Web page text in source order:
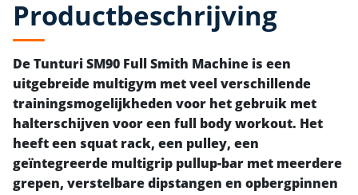
Productbeschrijving
De Tunturi SM90 Full Smith Machine is een
uitgebreide multigym met veel verschillende
trainingsmogelijkheden voor het gebruik met
halterschijven voor een full body workout. Het
heeft een squat rack, een pulley, een
geïntegreerde multigrip pullup-bar met meerdere
grepen, verstelbare dipstangen en opbergpinnen